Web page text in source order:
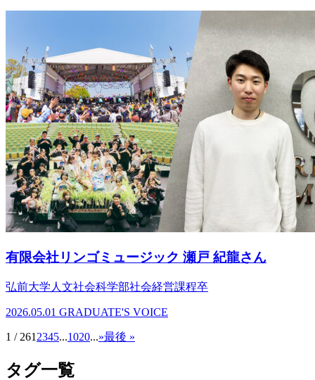
有限会社リンゴミュージック 瀬戸 紀龍さん
弘前大学人文社会科学部社会経営課程卒
2026.05.01 GRADUATE'S VOICE
1 / 261 2345...1020...»最後 »
タグ一覧